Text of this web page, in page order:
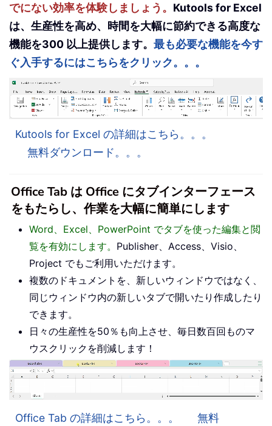
でにない効率を体験しましょう。 Kutools for Excel
は、生産性を高め、時間を大幅に節約できる高度な
機能を300 以上提供します。 最も必要な機能を今す
ぐ入手するにはこちらをクリック。。。
Kutools for Excel の詳細はこちら。。。
無料ダウンロード。。。
Office Tab は Office にタブインターフェース
をもたらし、作業を大幅に簡単にします
Word、Excel、PowerPoint でタブを使った編集と閲
覧を有効にします。 Publisher、Access、Visio、
Project でもご利用いただけます。
複数のドキュメントを、新しいウィンドウではなく、
同じウィンドウ内の新しいタブで開いたり作成したり
できます。
日々の生産性を50％も向上させ、毎日数百回ものマ
ウスクリックを削減します！
Office Tab の詳細はこちら。。。
無料